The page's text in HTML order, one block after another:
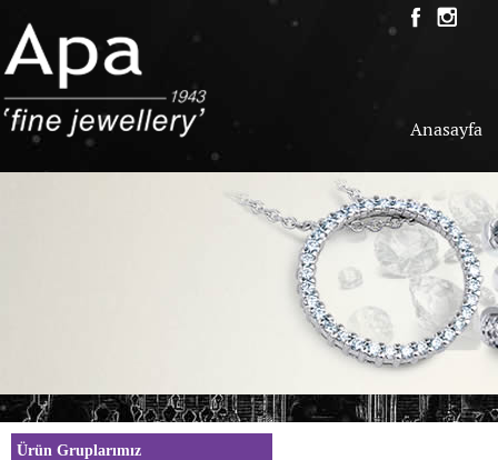
Anasayfa
Ürün Gruplarımız